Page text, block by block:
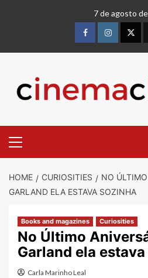
7 de agosto
HOME CURIOSITIES
NO
GARLAND ELA ESTAVA SOZINHA
Books and magazines Curiosities
No Último
Garland ela
Carla Marinho Leal